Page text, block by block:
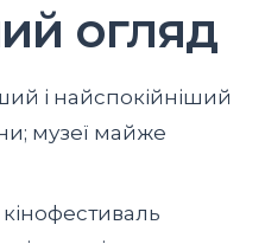
огляд
і найспокійніший
музеї майже